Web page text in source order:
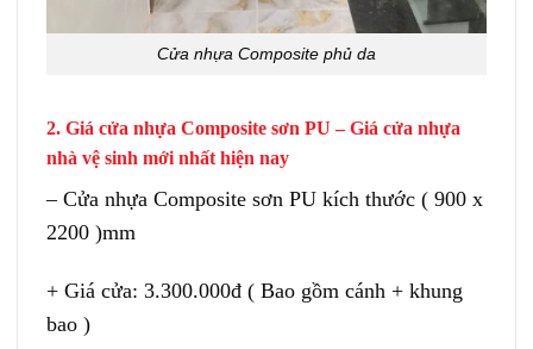
Cửa nhựa Composite phủ da
2. Giá cửa nhựa Composite sơn PU – Giá cửa nhựa
nhà vệ sinh mới nhất hiện nay
– Cửa nhựa Composite sơn PU kích thước ( 900 x
2200 )mm
+ Giá cửa: 3.300.000đ ( Bao gồm cánh + khung
bao )